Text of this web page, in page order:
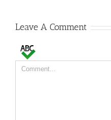
Leave A Comment
Comment